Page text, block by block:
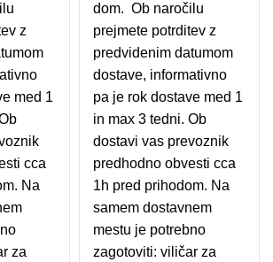
z
med 1
cca
Na
za
dom. Ob naročilu
prejmete potrditev z
predvidenim datumom
dostave, informativno
pa je rok dostave med 1
in max 3 tedni. Ob
dostavi vas prevoznik
predhodno obvesti cca
1h pred prihodom. Na
samem dostavnem
mestu je potrebno
zagotoviti: viličar za